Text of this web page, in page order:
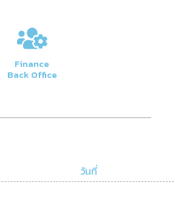
Finance
Back Office
วันที่